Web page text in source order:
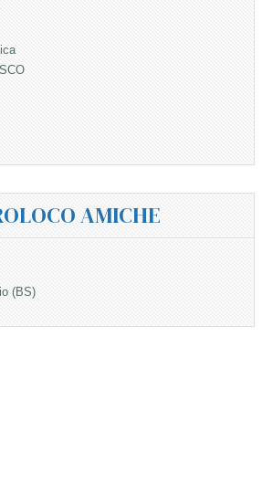
AMICHE
(BS)